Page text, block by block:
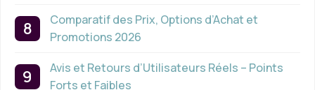
Comparatif des Prix, Options d’Achat et
Promotions 2026
Avis et Retours d’Utilisateurs Réels – Points
Forts et Faibles